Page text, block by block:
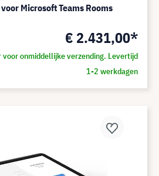
Microsoft Teams Rooms
€ 2.431,00*
voor onmiddellijke verzending. Levertijd
1-2 werkdagen